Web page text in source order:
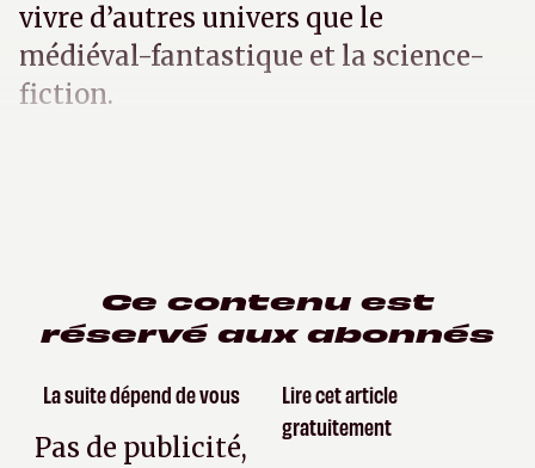
vivre d’autres univers que le
médiéval-fantastique et la science-
fiction.
Ce contenu est
réservé aux abonnés
La suite dépend de vous
Pas de publicité,
Lire cet article
gratuitement